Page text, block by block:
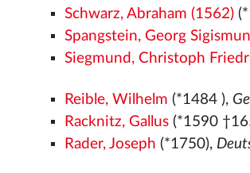
Schwarz, Abraham (1562)
Spangstein, Georg
Siegmund, Christoph
Reible, Wilhelm (*1484 ),
Racknitz, Gallus (*1590
Rader, Joseph (*1750),